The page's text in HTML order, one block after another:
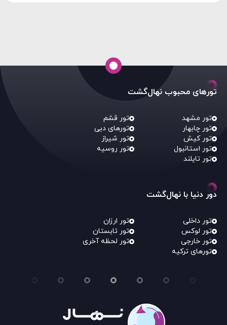
تورهای محبوب نهال‌گشت
تور مشهد
تور قشم
تور چابهار
تورهای دبی
تور کیش
تور شیراز
تور استانبول
تور روسیه
تور تایلند
دور دنیا با نهال‌گشت
تور داخلی
تور ارزان
تور لوکس
تور تابستان
تور خارجی
تور لحظه آخری
تورهای ترکیه